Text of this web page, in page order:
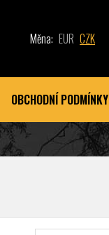
Měna: EUR CZK
OBCHODNÍ PODMÍNKY